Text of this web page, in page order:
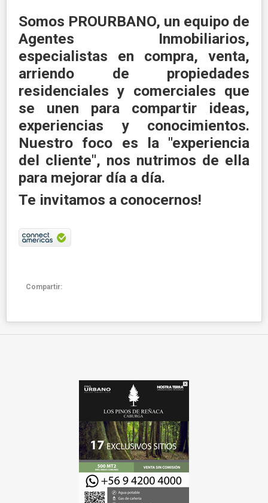
Somos PROURBANO, un equipo de
Agentes Inmobiliarios,
especialistas en compra, venta,
arriendo de propiedades
residenciales y comerciales que
se unen para compartir ideas,
experiencias y conocimientos.
Nuestro foco es la "experiencia
del cliente", nos nutrimos de ella
para mejorar día a día.
Te invitamos a conocernos!
Compartir: